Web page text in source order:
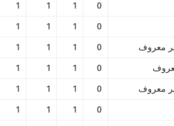
0
1
1
1
0
1
1
1
معروف
0
1
1
1
0
1
1
1
معروف
0
1
1
1
0
1
1
1